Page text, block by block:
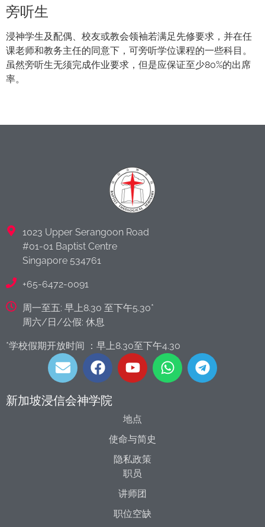
旁听生
浸神学生及配偶、校友或教会领袖若满足先修要求，并在任
课老师和教务主任的同意下，可旁听学位课程的一些科目。
虽然旁听生无须完成作业要求，但是应保证至少80%的出席
率。
1023 Upper Serangoon Road
#01-01 Baptist Centre
Singapore 534761
+65-6472-0091
周一至五: 早上8.30 至下午5.30*
周六/日/公假: 休息
*学校假期开放时间 ：早上8.30至下午4.30
新加坡浸信会神学院
地点
使命与简史
隐私政策
职员
讲师团
职位空缺